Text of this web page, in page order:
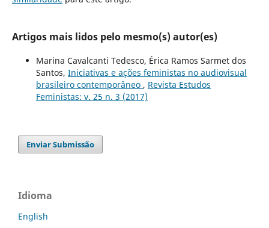
Artigos mais lidos pelo mesmo(s) autor(es)
Marina Cavalcanti Tedesco, Érica Ramos Sarmet dos
Santos, Iniciativas e ações feministas no audiovisual
brasileiro contemporâneo , Revista Estudos
Feministas: v. 25 n. 3 (2017)
Enviar Submissão
Idioma
English